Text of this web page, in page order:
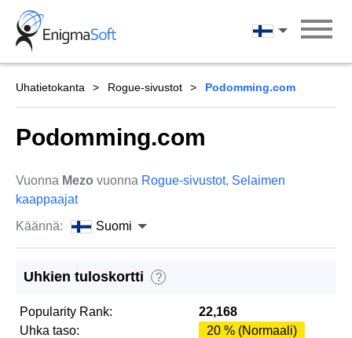
Skip
content
Suomi
Uhatietokanta Rogue-sivustot Podomming.com
Podomming.com
Vuonna Mezo vuonna Rogue-sivustot, Selaimen
kaappaajat
Käännä:
Suomi
Uhkien tuloskortti ?
Popularity Rank:
22,168
Uhka taso:
20 % (Normaali)